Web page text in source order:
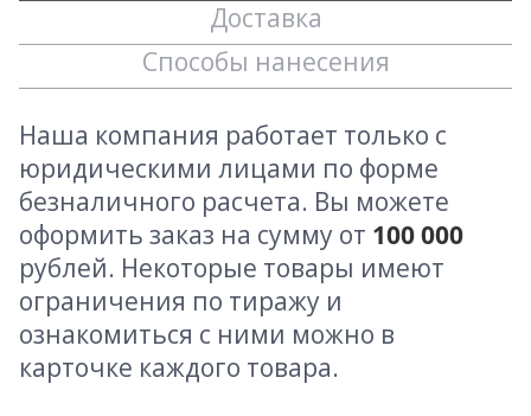
Доставка
Способы нанесения
Наша компания работает только с
юридическими лицами по форме
безналичного расчета. Вы можете
оформить заказ на сумму от 100 000
рублей. Некоторые товары имеют
ограничения по тиражу и
ознакомиться с ними можно в
карточке каждого товара.